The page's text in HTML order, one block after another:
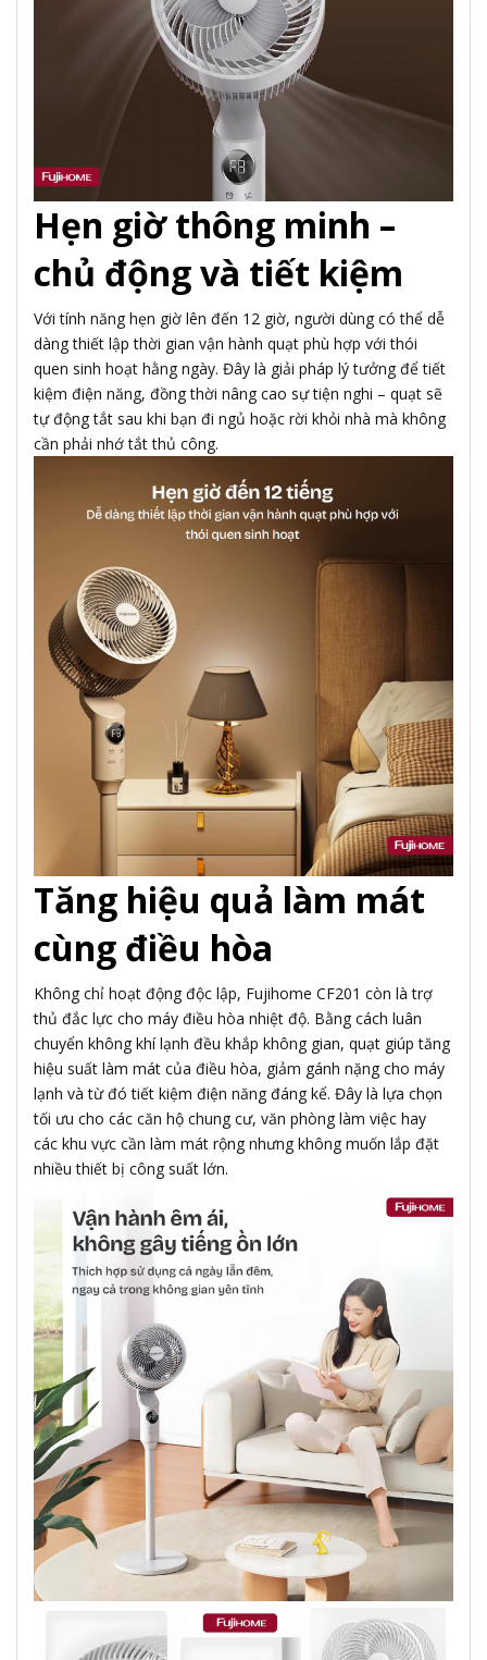
Hẹn giờ thông minh –
chủ động và tiết kiệm
Với tính năng hẹn giờ lên đến 12 giờ, người dùng có thể dễ
dàng thiết lập thời gian vận hành quạt phù hợp với thói
quen sinh hoạt hằng ngày. Đây là giải pháp lý tưởng để tiết
kiệm điện năng, đồng thời nâng cao sự tiện nghi – quạt sẽ
tự động tắt sau khi bạn đi ngủ hoặc rời khỏi nhà mà không
cần phải nhớ tắt thủ công.
Tăng hiệu quả làm mát
cùng điều hòa
Không chỉ hoạt động độc lập, Fujihome CF201 còn là trợ
thủ đắc lực cho máy điều hòa nhiệt độ. Bằng cách luân
chuyển không khí lạnh đều khắp không gian, quạt giúp tăng
hiệu suất làm mát của điều hòa, giảm gánh nặng cho máy
lạnh và từ đó tiết kiệm điện năng đáng kể. Đây là lựa chọn
tối ưu cho các căn hộ chung cư, văn phòng làm việc hay
các khu vực cần làm mát rộng nhưng không muốn lắp đặt
nhiều thiết bị công suất lớn.